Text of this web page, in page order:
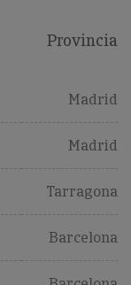
Provincia
Madrid
Madrid
Tarragona
Barcelona